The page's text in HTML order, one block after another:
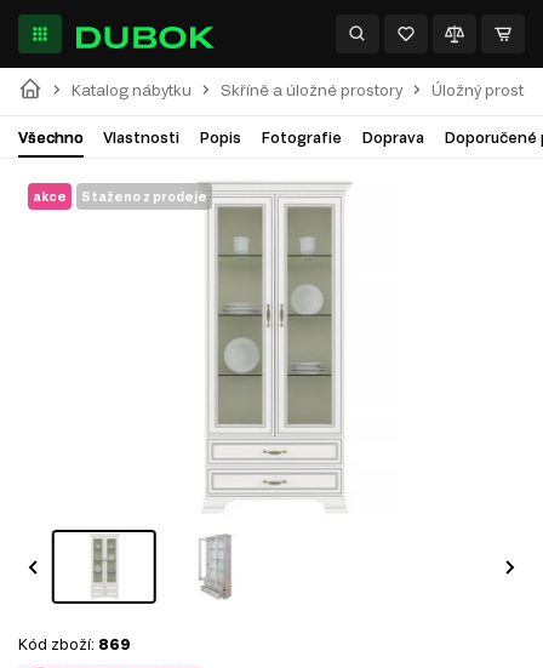
Katalog nábytku Skříně a úložné prostory Úložný prostor
Všechno Vlastnosti Popis Fotografie Doprava Doporučené
akce Staženo z prodeje
Kód zboží: 869